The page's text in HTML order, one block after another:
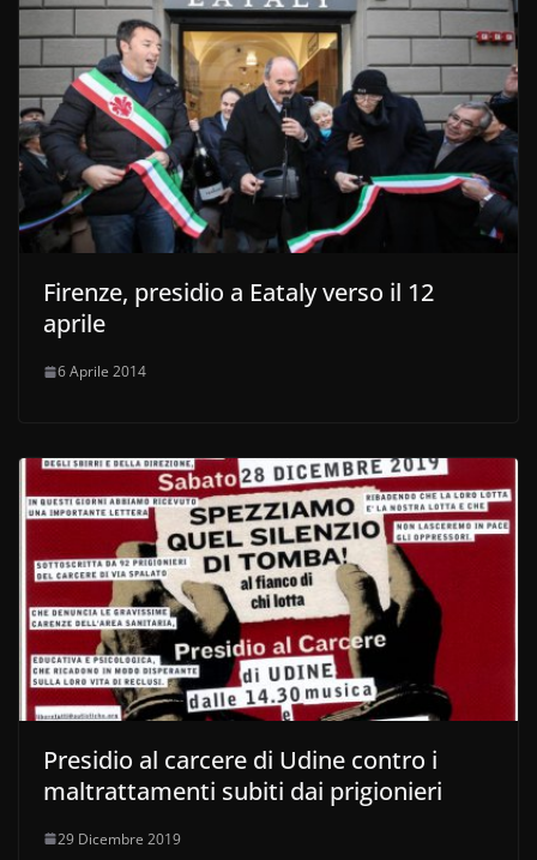
Firenze, presidio a Eataly verso il 12
aprile
6 Aprile 2014
Presidio al carcere di Udine contro i
maltrattamenti subiti dai prigionieri
29 Dicembre 2019